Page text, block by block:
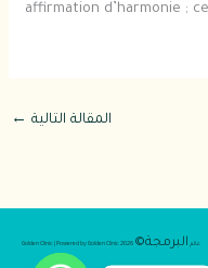
affirmation d’harmonie ;
المقالة التالية ←
عالم البرمجة©